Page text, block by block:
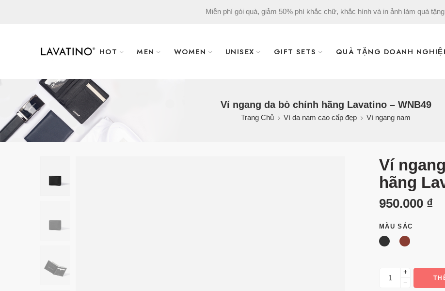
Miễn phí gói quà, giảm 50% phí khắc chữ, khắc hình và in ảnh làm quà
HOT MEN WOMEN UNISEX GIFT SETS QUÀ TẶNG DOANH
Ví ngang da bò chính hãng Lavatino – WNB49
Trang Chủ Ví da nam cao cấp đẹp Ví ngang nam
Ví
hãng
950.000 ₫
MÀU SẮC
+
−